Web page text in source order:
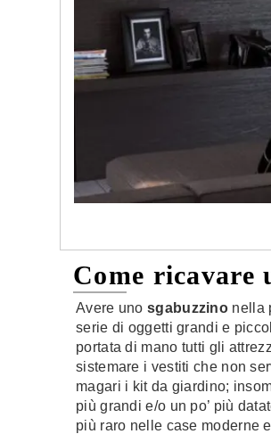
Come ricavare
Avere uno sgabuzzino nella
serie di oggetti grandi e
portata di mano tutti gli
sistemare i vestiti che non
magari i kit da giardino;
più grandi e/o un po’ più
più raro nelle case moderne
Cappe cucina